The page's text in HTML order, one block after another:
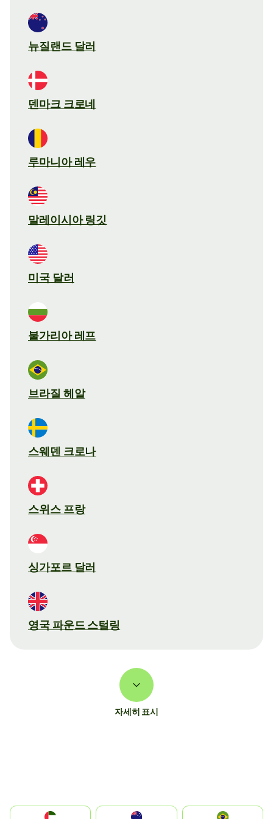
뉴질랜드 달러
덴마크 크로네
루마니아 레우
말레이시아 링깃
미국 달러
불가리아 레프
브라질 헤알
스웨덴 크로나
스위스 프랑
싱가포르 달러
영국 파운드 스털링
자세히 표시